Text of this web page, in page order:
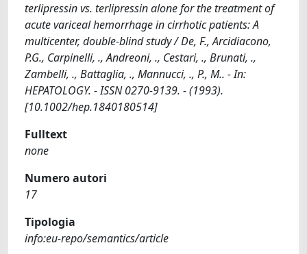
terlipressin vs. terlipressin alone for the treatment of
acute variceal hemorrhage in cirrhotic patients: A
multicenter, double-blind study / De, F., Arcidiacono,
P.G., Carpinelli, ., Andreoni, ., Cestari, ., Brunati, .,
Zambelli, ., Battaglia, ., Mannucci, ., P., M.. - In:
HEPATOLOGY. - ISSN 0270-9139. - (1993).
[10.1002/hep.1840180514]
Fulltext
none
Numero autori
17
Tipologia
info:eu-repo/semantics/article